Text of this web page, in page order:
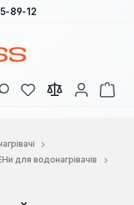
89-12
У вас є 0 у списку
для водонагрівачів